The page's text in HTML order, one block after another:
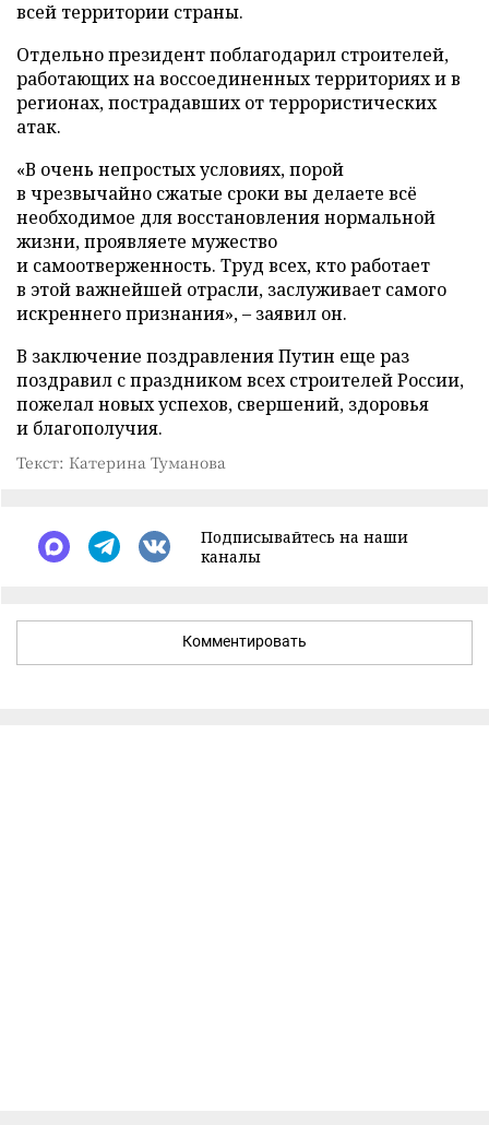
всей территории страны.
Отдельно президент поблагодарил строителей,
работающих на воссоединенных территориях и в
регионах, пострадавших от террористических
атак.
«В очень непростых условиях, порой
в чрезвычайно сжатые сроки вы делаете всё
необходимое для восстановления нормальной
жизни, проявляете мужество
и самоотверженность. Труд всех, кто работает
в этой важнейшей отрасли, заслуживает самого
искреннего признания», – заявил он.
В заключение поздравления Путин еще раз
поздравил с праздником всех строителей России,
пожелал новых успехов, свершений, здоровья
и благополучия.
Текст: Катерина Туманова
Подписывайтесь на наши
каналы
Комментировать